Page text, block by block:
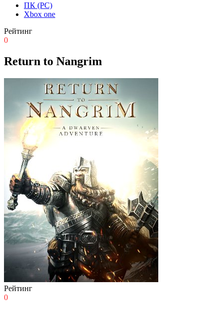
ПК (PC)
Xbox one
Рейтинг
0
Return to Nangrim
Рейтинг
0